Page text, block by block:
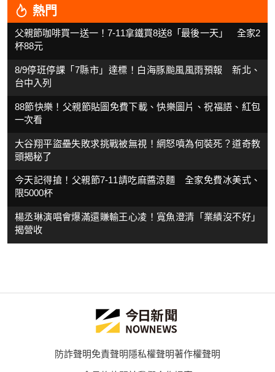
熱門
父親節咖啡買一送一！7-11拿鐵買8送8「最後一天」 全家2
杯88元
8/9停班停課「7縣市」達標！白海豚颱風風雨預報 新北、
台中入列
88節快樂！父親節貼圖免費下載、快樂圖片、祝福語、紅包
一次看
大谷翔平盜壘失敗求挑戰被無視！網怒噴為何裝死？道奇教
頭揭秘了
今天記得搶！父親節7-11請吃麻醬涼麵 全家免費冰美式、
限5000杯
楊丞琳演唱會爆滿還賺輸王心凌！寬魚澄清「業績沒不好」
揭營收
防詐聲明免責聲明隱私權聲明著作權聲明